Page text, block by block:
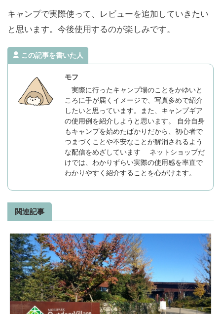
キャンプで実際使って、レビューを追加していきたい
と思います。今後使用するのが楽しみです。
この記事を書いた人
モフ
実際に行ったキャンプ場のことをかゆいと
ころに手が届くイメージで、写真多めで紹介
したいと思っています。また、キャンプギア
の使用例を紹介しようと思います。 自分自身
もキャンプを始めたばかりだから、初心者で
つまづくことや不安なことが解消されるよう
な配信をめざしています ネットショップだ
けでは、わかりずらい実際の使用感を率直で
わかりやすく紹介することを心がけます。
関連記事